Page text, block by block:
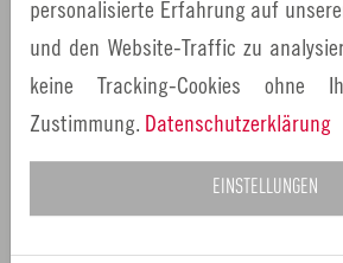
personalisierte Erfahrung auf
und den Website-Traffic zu
keine Tracking-Cookies ohne
Zustimmung. Datenschutzerklärung
EINSTELLUNGEN